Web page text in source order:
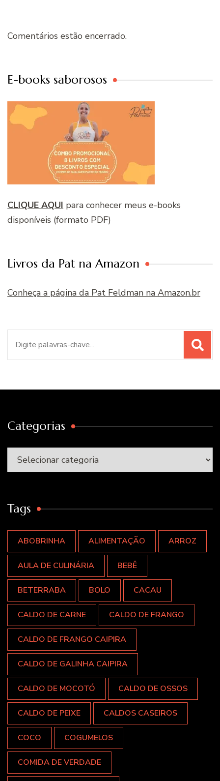
Comentários estão encerrado.
E-books saborosos
CLIQUE AQUI para conhecer meus e-books
disponíveis (formato PDF)
Livros da Pat na Amazon
Conheça a página da Pat Feldman na Amazon.br
Categorias
Categorias
Tags
ABOBRINHA ALIMENTAÇÃO ARROZ
AULA DE CULINÁRIA BEBÊ
BETERRABA BOLO CACAU
CALDO DE CARNE CALDO DE FRANGO
CALDO DE FRANGO CAIPIRA
CALDO DE GALINHA CAIPIRA
CALDO DE MOCOTÓ CALDO DE OSSOS
CALDO DE PEIXE CALDOS CASEIROS
COCO COGUMELOS
COMIDA DE VERDADE